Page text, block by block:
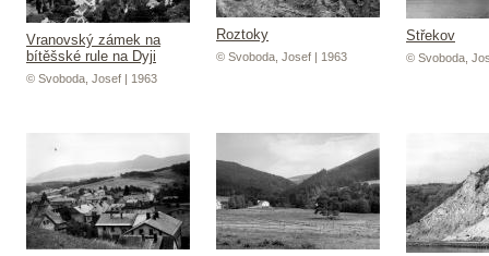
Vranovský zámek na
bítěšské rule na Dyji
© Svoboda, Josef | 1963
Roztoky
© Svoboda, Josef | 1963
Střekov
© Svoboda,